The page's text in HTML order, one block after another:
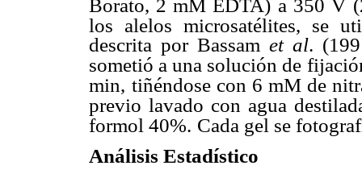
Borato, 2 mM EDTA) a 350 V
los alelos microsatélites, se
descrita por Bassam et al.
sometió a una solución de
min, tiñéndose con 6 mM de
previo lavado con agua
formol 40%. Cada gel se
Análisis Estadístico